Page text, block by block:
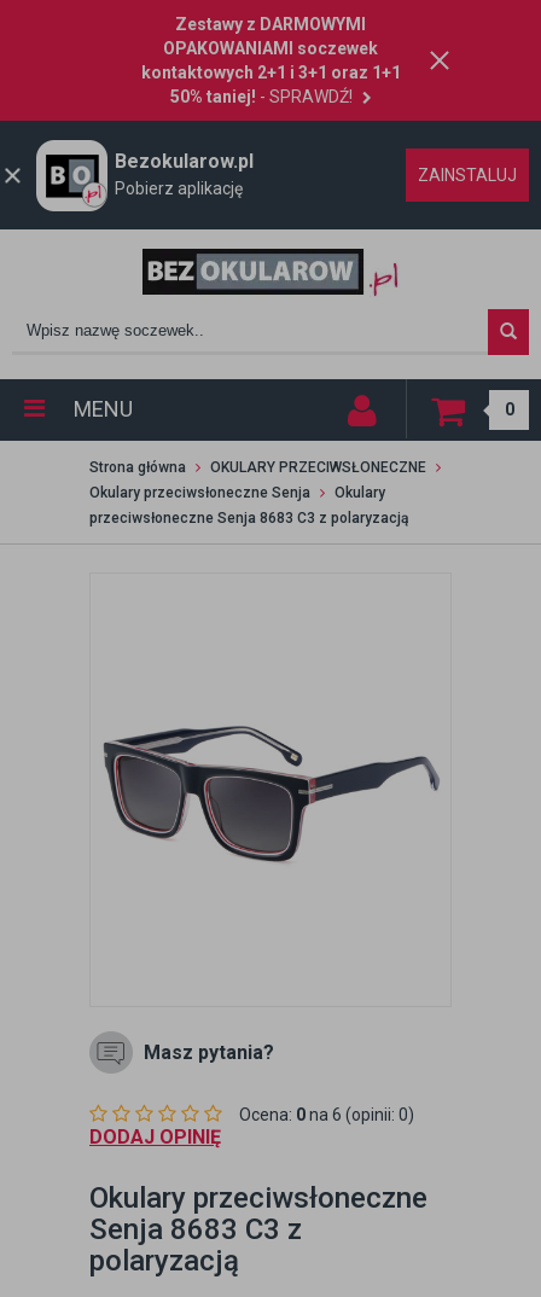
Zestawy z DARMOWYMI
OPAKOWANIAMI soczewek
kontaktowych 2+1 i 3+1 oraz 1+1
50% taniej! - SPRAWDŹ!
Bezokularow.pl
Pobierz aplikację
ZAINSTALUJ
MENU 0
Strona główna
OKULARY PRZECIWSŁONECZNE
Okulary przeciwsłoneczne Senja
Okulary
przeciwsłoneczne Senja 8683 C3 z polaryzacją
Masz pytania?
Ocena: 0na 6 (opinii: 0)
DODAJ OPINIĘ
Okulary przeciwsłoneczne
Senja 8683 C3 z
polaryzacją